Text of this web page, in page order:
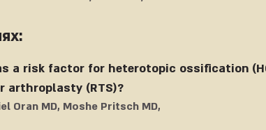
a risk factor for heterotopic ossification
arthroplasty (RTS)?
Oran MD, Moshe Pritsch MD,